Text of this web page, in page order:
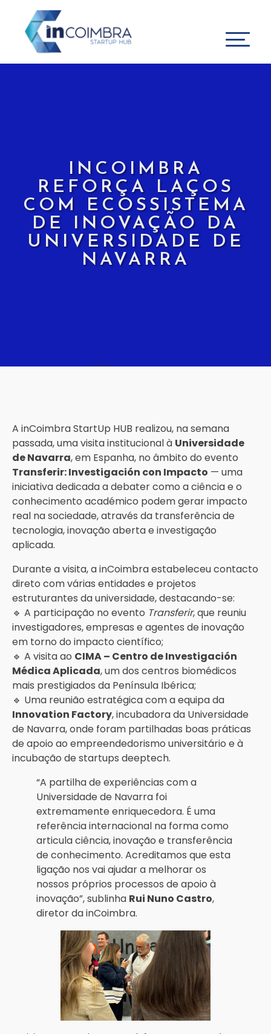
INCOIMBRA
REFORÇA LAÇOS
COM ECOSSISTEMA
DE INOVAÇÃO DA
UNIVERSIDADE DE
NAVARRA
A inCoimbra StartUp HUB realizou, na semana
passada, uma visita institucional à Universidade
de Navarra, em Espanha, no âmbito do evento
Transferir: Investigación con Impacto — uma
iniciativa dedicada a debater como a ciência e o
conhecimento académico podem gerar impacto
real na sociedade, através da transferência de
tecnologia, inovação aberta e investigação
aplicada.
Durante a visita, a inCoimbra estabeleceu contacto
direto com várias entidades e projetos
estruturantes da universidade, destacando-se:
🔹 A participação no evento Transferir, que reuniu
investigadores, empresas e agentes de inovação
em torno do impacto científico;
🔹 A visita ao CIMA – Centro de Investigación
Médica Aplicada, um dos centros biomédicos
mais prestigiados da Península Ibérica;
🔹 Uma reunião estratégica com a equipa da
Innovation Factory, incubadora da Universidade
de Navarra, onde foram partilhadas boas práticas
de apoio ao empreendedorismo universitário e à
incubação de startups deeptech.
“A partilha de experiências com a
Universidade de Navarra foi
extremamente enriquecedora. É uma
referência internacional na forma como
articula ciência, inovação e transferência
de conhecimento. Acreditamos que esta
ligação nos vai ajudar a melhorar os
nossos próprios processos de apoio à
inovação”, sublinha Rui Nuno Castro,
diretor da inCoimbra.